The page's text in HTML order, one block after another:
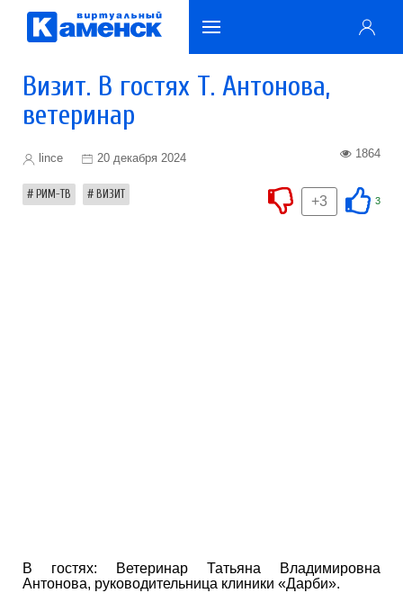
Визит. В гостях Т. Антонова,
ветеринар
lince 20 декабря 2024 1864
РИМ-ТВ ВИЗИТ 3
+3
В гостях:
Ветеринар Татьяна Владимировна
Антонова, руководительница клиники «Дарби».